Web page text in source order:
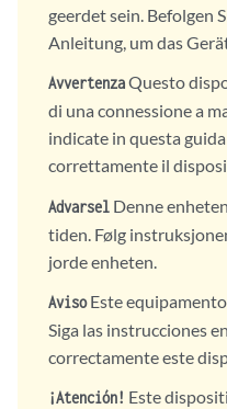
geerdet sein. Befolgen
Anleitung, um das
AvvertenzaQuesto
di una connessione a
indicate in questa
correttamente il
Advarsel Denne
tiden. Følg
jorde enheten.
AvisoEste
Siga las instrucciones
correctamente este
¡Atención! Este